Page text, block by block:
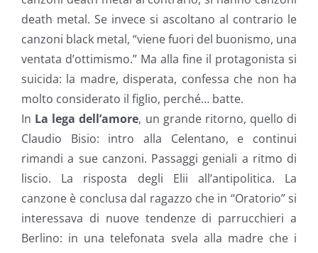
death metal. Se invece si ascoltano al contrario le
canzoni black metal, “viene fuori del buonismo, una
ventata d’ottimismo.” Ma alla fine il protagonista si
suicida: la madre, disperata, confessa che non ha
molto considerato il figlio, perché… batte.
In La lega dell’amore, un grande ritorno, quello di
Claudio Bisio: intro alla Celentano, e continui
rimandi a sue canzoni. Passaggi geniali a ritmo di
liscio. La risposta degli Elii all’antipolitica. La
canzone è conclusa dal ragazzo che in “Oratorio” si
interessava di nuove tendenze di parrucchieri a
Berlino: in una telefonata svela alla madre che i